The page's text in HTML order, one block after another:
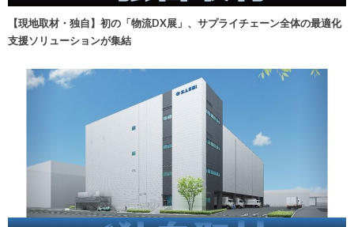
【現地取材・独自】初の「物流DX展」、サプライチェーン全体の最適化
支援ソリューションが集結